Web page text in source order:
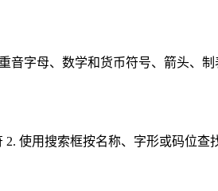
字母、数学和货币符号、箭头、
使用搜索框按名称、字形或码位